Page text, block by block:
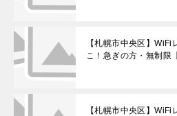
【札幌市中央区】
こ！急ぎの方・無制限
【札幌市中央区】